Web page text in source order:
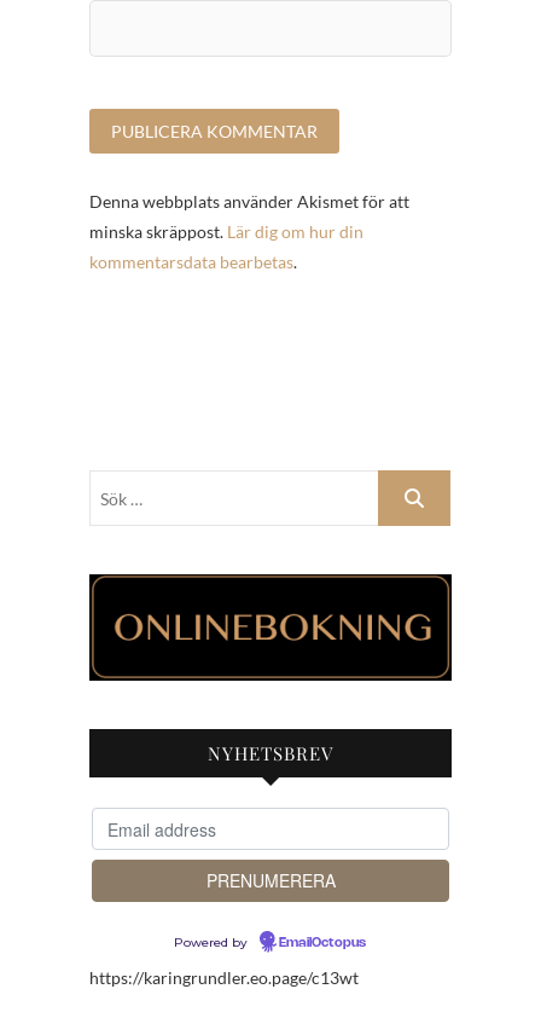
Denna webbplats använder Akismet för att
minska skräppost. Lär dig om hur din
kommentarsdata bearbetas.
NYHETSBREV
Powered by EmailOctopus
https://karingrundler.eo.page/c13wt